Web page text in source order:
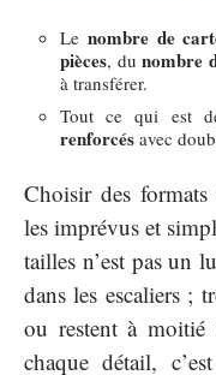
Le nombre de
pièces, dunombre
à transférer.
Tout ce qui est
renforcés avec
Choisir des
les imprévus et
tailles n’est pas un
dans les escaliers ;
ou restent à
chaque détail,